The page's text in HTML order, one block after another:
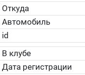
Откуда
Автомобиль
id
В клубе
Дата регистрации